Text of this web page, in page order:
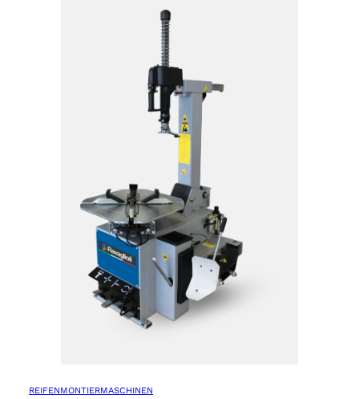
REIFENMONTIERMASCHINEN